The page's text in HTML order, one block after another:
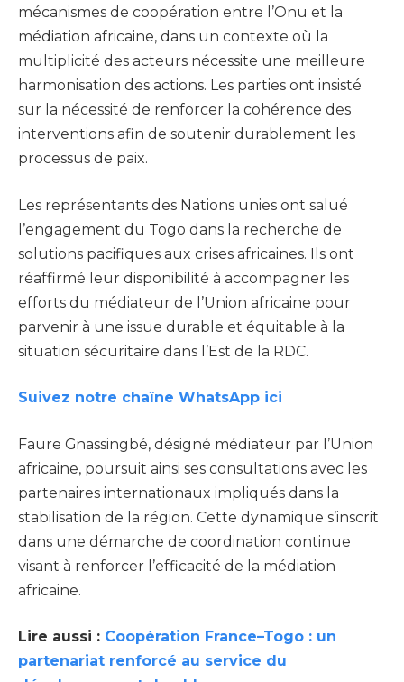
mécanismes de coopération entre l’Onu et la
médiation africaine, dans un contexte où la
multiplicité des acteurs nécessite une meilleure
harmonisation des actions. Les parties ont insisté
sur la nécessité de renforcer la cohérence des
interventions afin de soutenir durablement les
processus de paix.
Les représentants des Nations unies ont salué
l’engagement du Togo dans la recherche de
solutions pacifiques aux crises africaines. Ils ont
réaffirmé leur disponibilité à accompagner les
efforts du médiateur de l’Union africaine pour
parvenir à une issue durable et équitable à la
situation sécuritaire dans l’Est de la RDC.
Suivez notre chaîne WhatsApp ici
Faure Gnassingbé, désigné médiateur par l’Union
africaine, poursuit ainsi ses consultations avec les
partenaires internationaux impliqués dans la
stabilisation de la région. Cette dynamique s’inscrit
dans une démarche de coordination continue
visant à renforcer l’efficacité de la médiation
africaine.
Lire aussi : Coopération France–Togo : un
partenariat renforcé au service du